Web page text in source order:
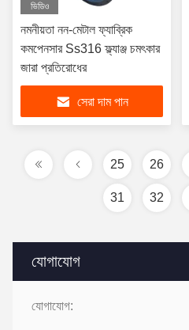
যোগাযোগ
যোগাযোগ:
ভিডিও
নমনীয়তা নন-মেটাল ফ্যাব্রিক
কমপেনসার Ss316 ফ্ল্যাঞ্জ চমৎকার
জারা প্রতিরোধের
সেরা দাম পান
25 26
31 32